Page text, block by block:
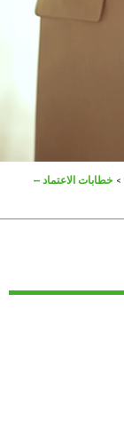
> خطابات الاعتماد –